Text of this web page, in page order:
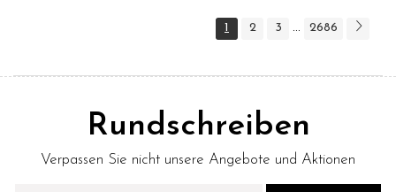
1 2 3 ... 2686
Rundschreiben
Verpassen Sie nicht unsere Angebote und Aktionen